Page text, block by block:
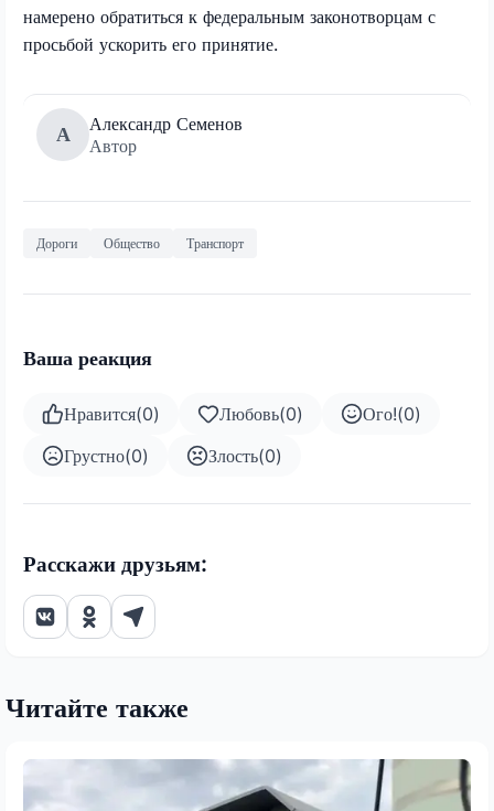
намерено обратиться к федеральным законотворцам с
просьбой ускорить его принятие.
А
Александр Семенов
Автор
Дороги Общество Транспорт
Ваша реакция
Нравится(0) Любовь(0) Ого!(0)
Грустно(0) Злость(0)
Расскажи друзьям:
Читайте также